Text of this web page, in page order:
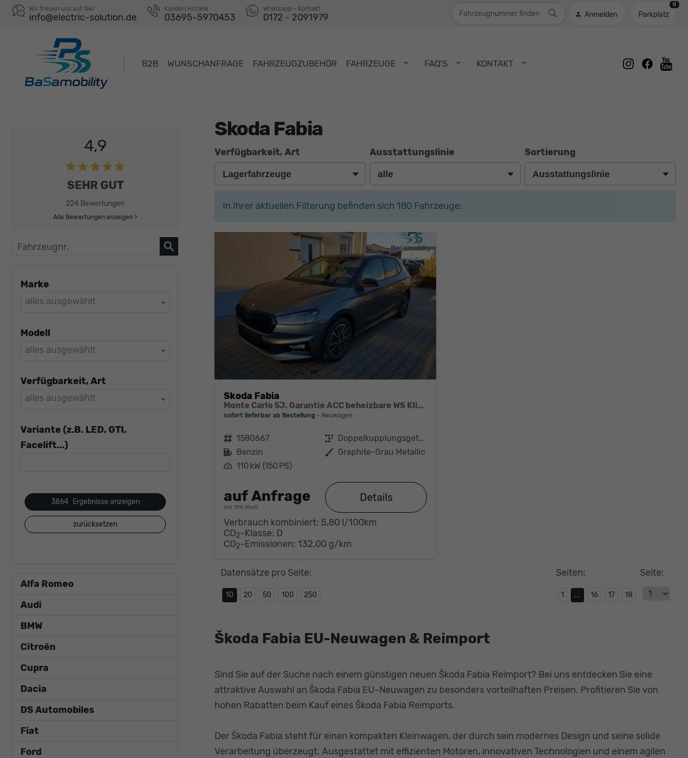
Wir freuen uns auf Sie!
info@electric-solution.de
Kunden Hotline
03695-5970453
Whatsapp - Kontakt
0172 - 2091979 Anmelden Parkplatz
0
B2B WUNSCHANFRAGE FAHRZEUGZUBEHÖR FAHRZEUGE FAQ'S KONTAKT instagram
facebook
Skoda Fabia
Verfügbarkeit, Art Ausstattungslinie Sortierung
In Ihrer aktuellen Filterung befinden sich180 Fahrzeuge:
Skoda Fabia
Monte Carlo 5J. Garantie ACC beheizbare WS Klimaauto 16 Zoll LM Bi-LED Kamera Kessy
sofort lieferbar ab Bestellung Neuwagen
Fahrzeugnr. 1580667 Getriebe
Doppelkupplungsgetriebe (DSG)
Kraftstoff
Benzin Außenfarbe Graphite-Grau Metallic
Leistung 110 kW (150 PS)
auf Anfrage
incl. 19% MwSt.
Details
Verbrauch kombiniert: 5,80 l/100km
CO2-Klasse: D
CO2-Emissionen:132,00 g/km
Datensätze pro Seite:
10 20 50 100 250
Seite:
Seiten:
1 ... 16 17 18
Škoda Fabia EU-Neuwagen & Reimport
Sind Sie auf der Suche nach einem günstigen neuen Škoda Fabia Reimport? Bei uns entdecken Sie eine
attraktive Auswahl an Škoda Fabia EU-Neuwagen zu besonders vorteilhaften Preisen. Profitieren Sie von
hohen Rabatten beim Kauf eines Škoda Fabia Reimports.
Der Škoda Fabia steht für einen kompakten Kleinwagen, der durch sein modernes Design und seine solide
Verarbeitung überzeugt. Ausgestattet mit effizienten Motoren, innovativen Technologien und einem agilen
4,9
SEHR GUT
224 Bewertungen
Alle Bewertungen anzeigen >
Fahrzeugnr.
Marke
alles ausgewählt
Modell
alles ausgewählt
Verfügbarkeit, Art
alles ausgewählt
Variante (z.B. LED, GTI,
Facelift...)
3864 Ergebnisse anzeigen
zurücksetzen
Alfa Romeo
Audi
BMW
Citroën
Cupra
Dacia
DS Automobiles
Fiat
Ford